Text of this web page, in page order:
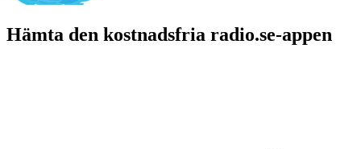
Hämta den kostnadsfria radio.se-appen